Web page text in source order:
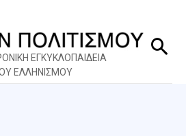
ΕΓΚΥΚΛΟΠΑΙΔΕΙΑ
ΕΛΛΗΝΙΣΜΟΥ